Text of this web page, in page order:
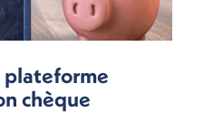
chèque